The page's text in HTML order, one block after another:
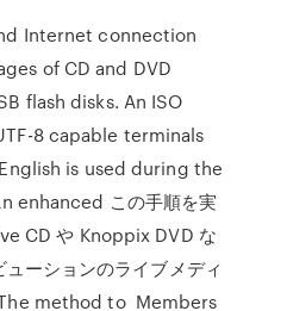
Internet connection
of CD and DVD
flash disks. An ISO
8 capable terminals
is used during the
enhanced この手順を実
CD や Knoppix DVD な
ーションのライブメディ
The method to Members